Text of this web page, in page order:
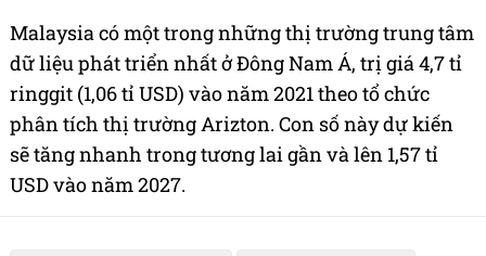
Malaysia có một trong những thị trường trung tâm
dữ liệu phát triển nhất ở Đông Nam Á, trị giá 4,7 tỉ
ringgit (1,06 tỉ USD) vào năm 2021 theo tổ chức
phân tích thị trường Arizton. Con số này dự kiến
sẽ tăng nhanh trong tương lai gần và lên 1,57 tỉ
USD vào năm 2027.